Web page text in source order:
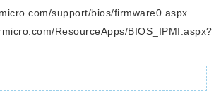
support/bios/firmware0.aspx
ResourceApps/BIOS_IPMI.aspx?